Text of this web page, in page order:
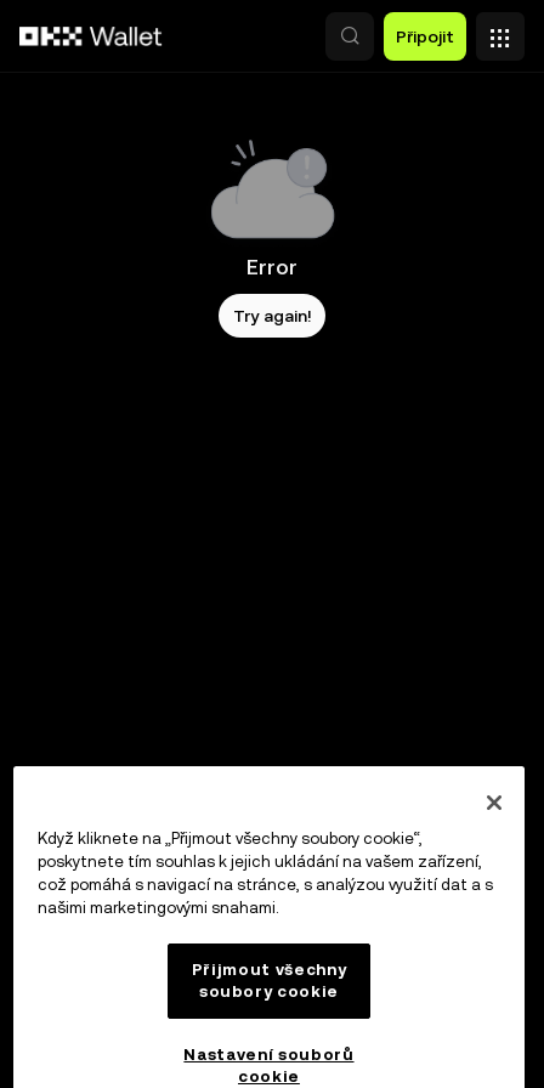
Připojit
Error
Try again!
Když kliknete na „Přijmout všechny soubory cookie“,
poskytnete tím souhlas k jejich ukládání na vašem zařízení,
což pomáhá s navigací na stránce, s analýzou využití dat a s
našimi marketingovými snahami.
Přijmout všechny
soubory cookie
Nastavení souborů
cookie